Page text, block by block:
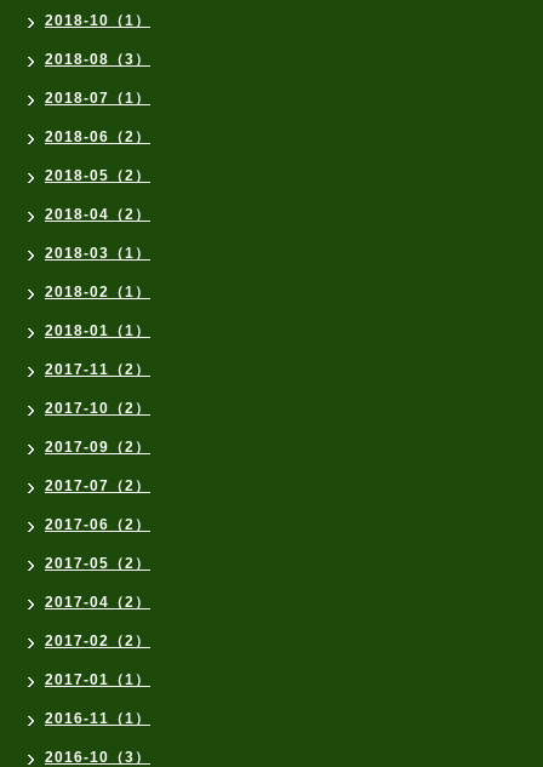
2018-10（1）
2018-08（3）
2018-07（1）
2018-06（2）
2018-05（2）
2018-04（2）
2018-03（1）
2018-02（1）
2018-01（1）
2017-11（2）
2017-10（2）
2017-09（2）
2017-07（2）
2017-06（2）
2017-05（2）
2017-04（2）
2017-02（2）
2017-01（1）
2016-11（1）
2016-10（3）